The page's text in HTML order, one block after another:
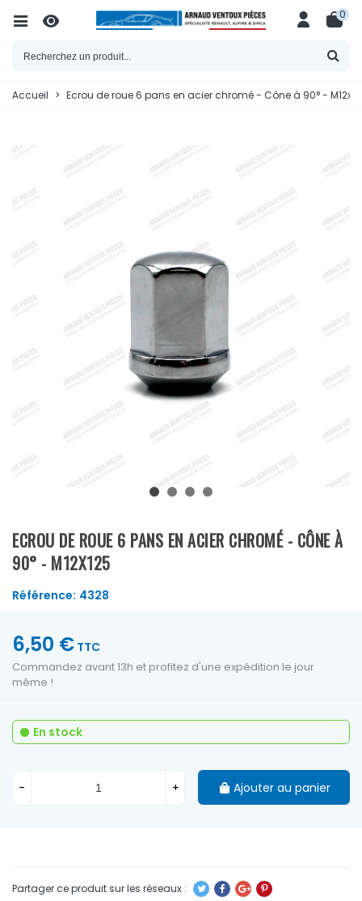
0
Accueil > Ecrou de roue 6 pans en acier chromé - Cône à 90° -
ECROU DE ROUE 6 PANS EN ACIER CHROMÉ - CÔNE À
90° - M12X125
Référence: 4328
6,50 € TTC
Commandez avant 13h et profitez d'une expédition le jour
même !
En stock
- + Ajouter au panier